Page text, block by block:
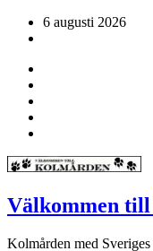
Hoppa6 augusti 2026
Välkommen
Kolmården med